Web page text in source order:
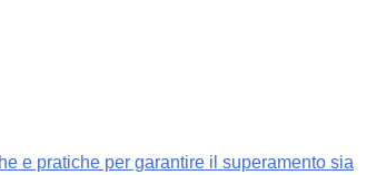
e pratiche per garantire il superamento sia